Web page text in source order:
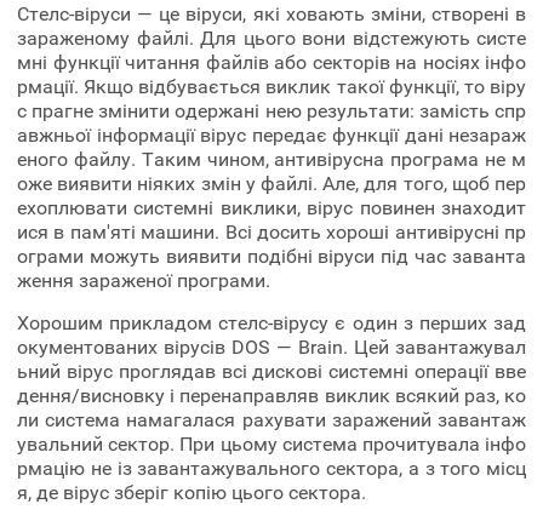
Стелс-віруси — це віруси, які ховають зміни, створені в
зараженому файлі. Для цього вони відстежують систе
мні функції читання файлів або секторів на носіях інфо
рмації. Якщо відбувається виклик такої функції, то віру
с прагне змінити одержані нею результати: замість спр
авжньої інформації вірус передає функції дані незараж
еного файлу. Таким чином, антивірусна програма не м
оже виявити ніяких змін у файлі. Але, для того, щоб пер
ехоплювати системні виклики, вірус повинен знаходит
ися в пам'яті машини. Всі досить хороші антивірусні пр
ограми можуть виявити подібні віруси під час заванта
ження зараженої програми.
Хорошим прикладом стелс-вірусу є один з перших зад
окументованих вірусів DOS — Brain. Цей завантажувал
ьний вірус проглядав всі дискові системні операції вве
дення/висновку і перенаправляв виклик всякий раз, ко
ли система намагалася рахувати заражений завантаж
увальний сектор. При цьому система прочитувала інфо
рмацію не із завантажувального сектора, а з того місц
я, де вірус зберіг копію цього сектора.